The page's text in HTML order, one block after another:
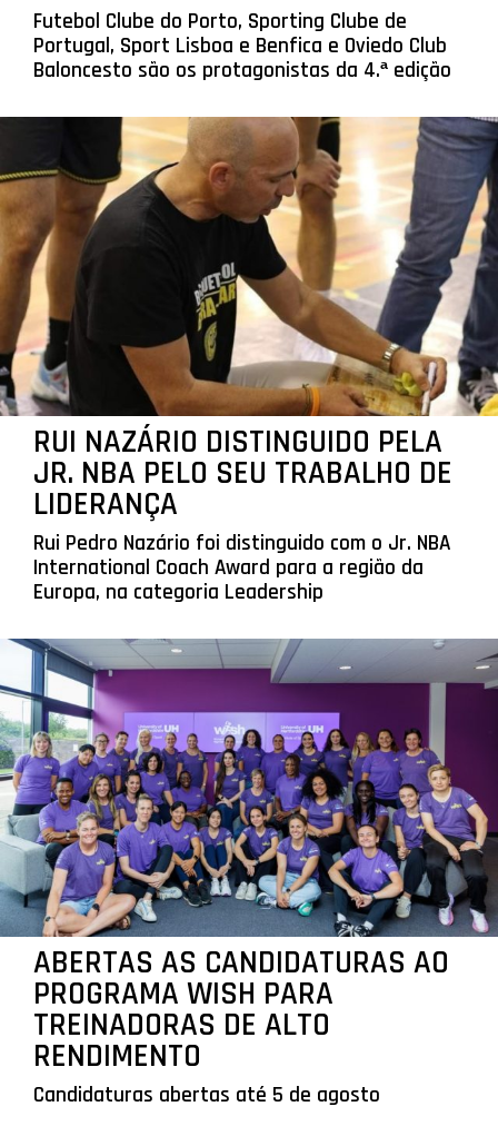
Futebol Clube do Porto, Sporting Clube de
Portugal, Sport Lisboa e Benfica e Oviedo Club
Baloncesto são os protagonistas da 4.ª edição
RUI NAZÁRIO DISTINGUIDO PELA
JR. NBA PELO SEU TRABALHO DE
LIDERANÇA
Rui Pedro Nazário foi distinguido com o Jr. NBA
International Coach Award para a região da
Europa, na categoria Leadership
ABERTAS AS CANDIDATURAS AO
PROGRAMA WISH PARA
TREINADORAS DE ALTO
RENDIMENTO
Candidaturas abertas até 5 de agosto